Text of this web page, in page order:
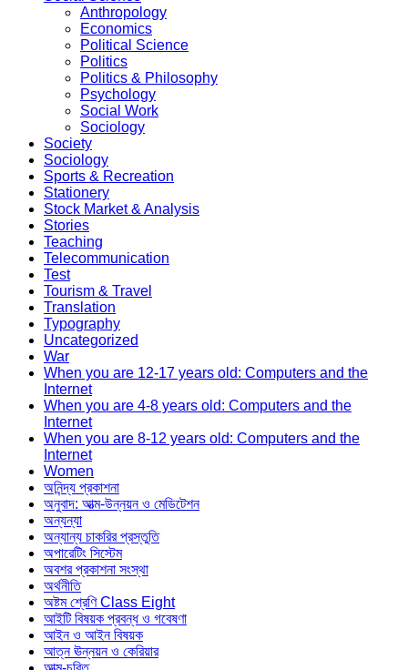
Anthropology
Economics
Political Science
Politics
Politics & Philosophy
Psychology
Social Work
Sociology
Society
Sociology
Sports & Recreation
Stationery
Stock Market & Analysis
Stories
Teaching
Telecommunication
Test
Tourism & Travel
Translation
Typography
Uncategorized
War
When you are 12-17 years old: Computers and the
Internet
When you are 4-8 years old: Computers and the
Internet
When you are 8-12 years old: Computers and the
Internet
Women
অনিন্দ্য প্রকাশনা
অনুবাদ: আত্ম-উন্নয়ন ও মেডিটেশন
অন্যন্যা
অন্যান্য চাকরির প্রস্তুতি
অপারেটিং সিস্টেম
অবশর প্রকাশনা সংস্থা
অর্থনীতি
অষ্টম শ্রেণি Class Eight
আইটি বিষয়ক প্রবন্ধ ও গবেষণা
আইন ও আইন বিষয়ক
আত্ন ঊন্নয়ন ও কেরিয়ার